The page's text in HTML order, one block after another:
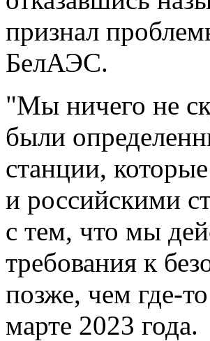
признал
БелАЭС.
"Мы ничего не
были
станции,
и российскими
с тем, что мы
требования к
позже, чем где-
марте 2023 года.